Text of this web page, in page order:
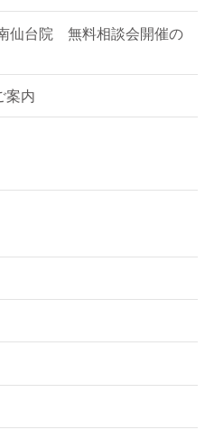
仙台院 無料相談会開催の
案内